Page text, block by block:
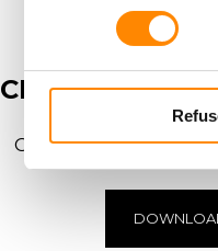
consentement
CENTRE DE
Consulter et